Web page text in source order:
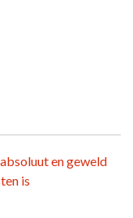
en geweld
is